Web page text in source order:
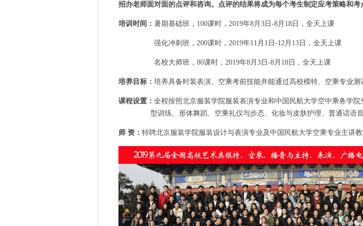
招办老师面对面的点评和咨询。点评的结果将成为每个考生制定应考策略和考
培训时间 ： 暑期基础班，100课时，2019年8月3日-8月18日，全天上课
强化冲刺班，200课时，2019年11月1日-12月13日，全天上课
名校大师班，80课时，2019年8月3日-8月18日，全天上课
培养目标： 培养具备时装表演、空乘考前技能并能通过高校模特、空乘专业测
课程设置： 全程按照北京服装学院服装表演专业和中国民航大学空中乘务学院
型训练、形体舞蹈、空乘礼仪与步态、化妆与皮肤护理、普通话语音
师 资： 特聘北京服装学院服装设计与表演专业及中国民航大学空乘专业主讲教